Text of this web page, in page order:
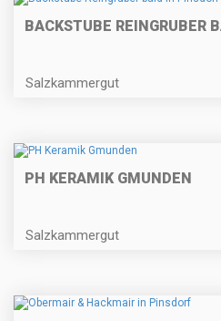
BACKSTUBE REINGRUBER
Salzkammergut
PH KERAMIK GMUNDEN
Salzkammergut